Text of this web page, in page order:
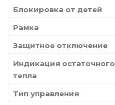
Блокировка от детей
Рамка
Защитное отключение
Индикация остаточного
тепла
Тип управления